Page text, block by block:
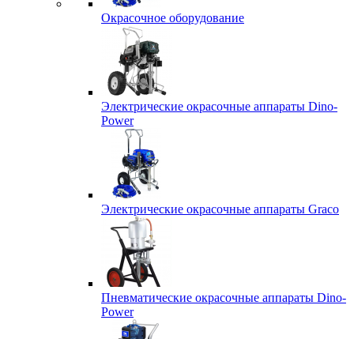
Окрасочное оборудование
Электрические окрасочные аппараты Dino-
Power
Электрические окрасочные аппараты Graco
Пневматические окрасочные аппараты Dino-
Power